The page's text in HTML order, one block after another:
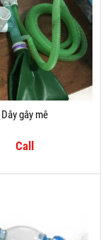
Dây gây mê
Call